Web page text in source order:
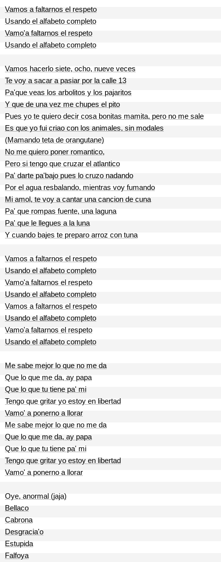
Vamos a faltarnos el respeto
Usando el alfabeto completo
Vamo'a faltarnos el respeto
Usando el alfabeto completo
Vamos hacerlo siete, ocho, nueve veces
Te voy a sacar a pasiar por la calle 13
Pa'que veas los arbolitos y los pajaritos
Y que de una vez me chupes el pito
Pues yo te quiero decir cosa bonitas mamita, pero no me sale
Es que yo fui criao con los animales, sin modales
(Mamando teta de orangutane)
No me quiero poner romantico,
Pero si tengo que cruzar el atlantico
Pa' darte pa'bajo pues lo cruzo nadando
Por el agua resbalando, mientras voy fumando
Mi amol, te voy a cantar una cancion de cuna
Pa' que rompas fuente, una laguna
Pa' que le llegues a la luna
Y cuando bajes te preparo arroz con tuna
Vamos a faltarnos el respeto
Usando el alfabeto completo
Vamo'a faltarnos el respeto
Usando el alfabeto completo
Vamos a faltarnos el respeto
Usando el alfabeto completo
Vamo'a faltarnos el respeto
Usando el alfabeto completo
Me sabe mejor lo que no me da
Que lo que me da, ay papa
Que lo que tu tiene pa' mi
Tengo que gritar yo estoy en libertad
Vamo' a ponerno a llorar
Me sabe mejor lo que no me da
Que lo que me da, ay papa
Que lo que tu tiene pa' mi
Tengo que gritar yo estoy en libertad
Vamo' a ponerno a llorar
Oye, anormal (jaja)
Bellaco
Cabrona
Desgracia'o
Estupida
Falfoya